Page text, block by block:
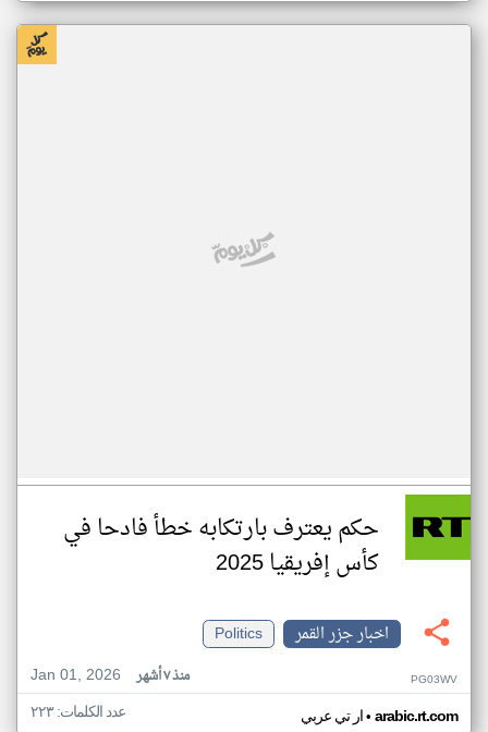
حكم يعترف بارتكابه خطأ فادحا في
كأس إفريقيا 2025
اخبار جزر القمر
Politics
Jan 01, 2026
منذ ٧ أشهر PG03WV
ار تي عربي• arabic.rt.com عدد الكلمات: ٢٢٣